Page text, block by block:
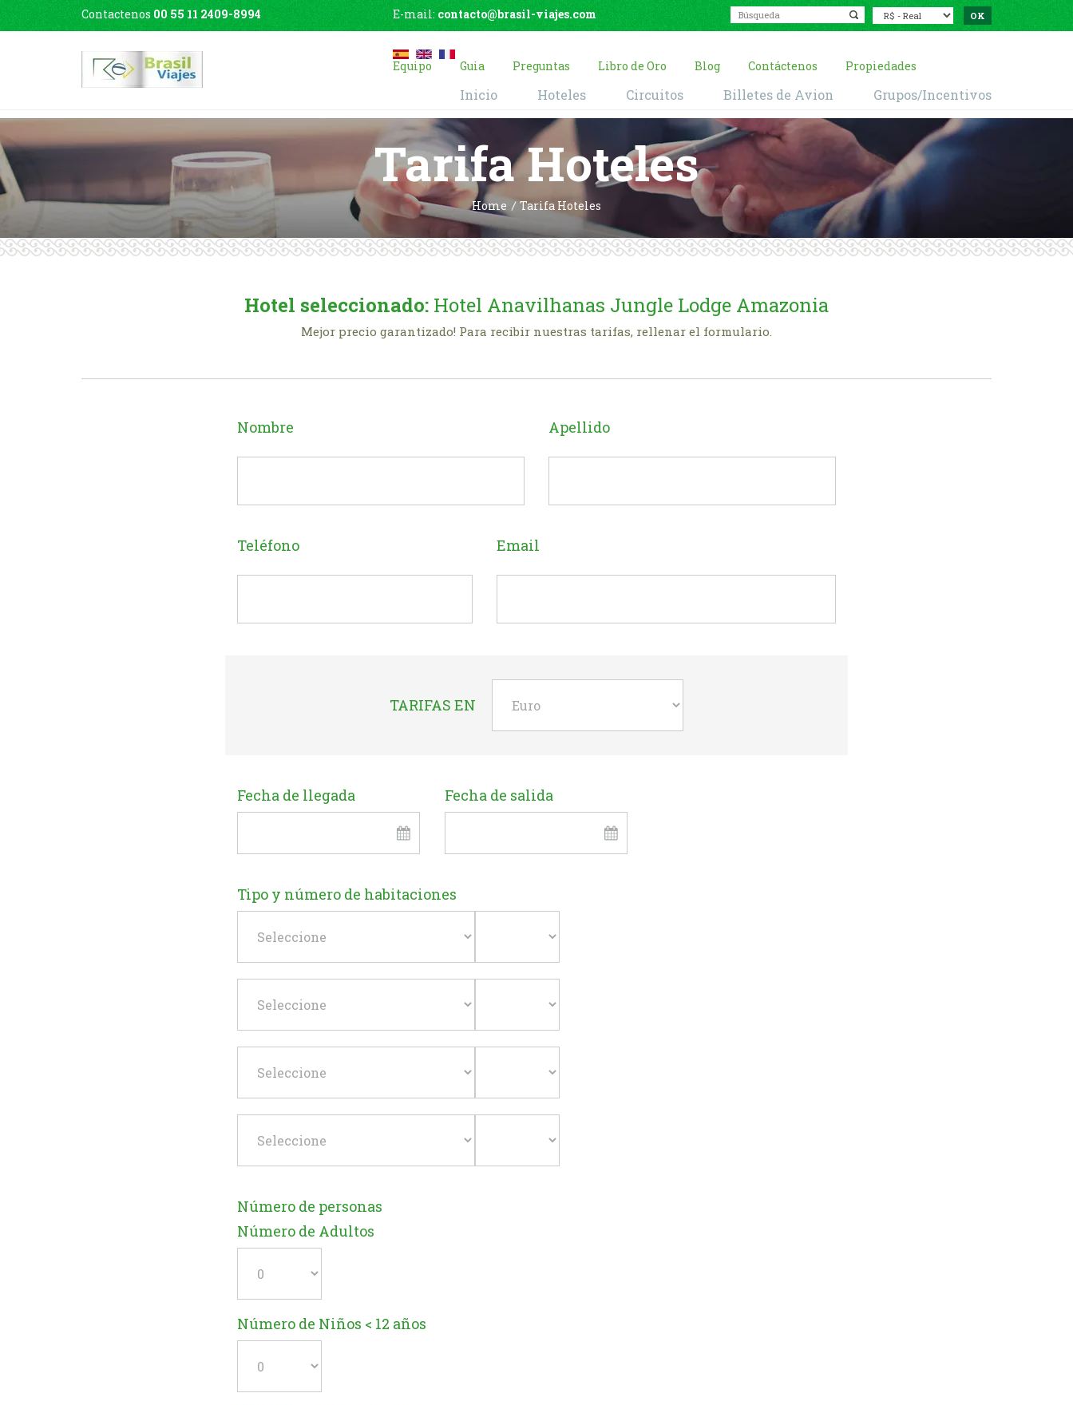
Contactenos 00 55 11 2409-8994 E-mail: contacto@brasil-viajes.com
Equipo Guia Preguntas Libro de Oro Blog Contáctenos Propiedades
Inicio Hoteles Circuitos Billetes de Avion Grupos/Incentivos
Tarifa Hoteles
Home Tarifa Hoteles
Hotel seleccionado: Hotel Anavilhanas Jungle Lodge Amazonia
Mejor precio garantizado! Para recibir nuestras tarifas, rellenar el formulario.
Nombre Apellido
Teléfono Email
TARIFAS EN
Fecha de llegada Fecha de salida
Tipo y número de habitaciones
Número de personas
Número de Adultos
Número de Niños < 12 años